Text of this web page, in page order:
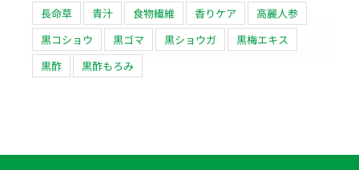
長命草
青汁 食物繊維 香りケア
高麗人参
黒コショウ
黒ゴマ 黒ショウガ
黒梅エキス
黒酢
黒酢もろみ